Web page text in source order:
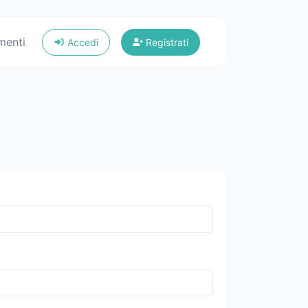
Accedi Registrati